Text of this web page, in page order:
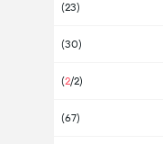
(23)
(30)
(2/2)
(67)